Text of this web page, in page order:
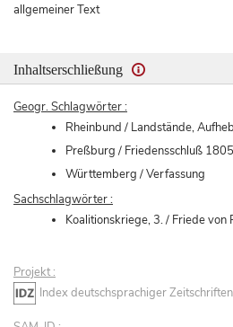
allgemeiner Text
Inhaltserschließung
Geogr. Schlagwörter :
Rheinbund / Landstände,
Preßburg / Friedensschluß 1805
Württemberg / Verfassung
Sachschlagwörter :
Koalitionskriege, 3. / Friede von
Projekt :
Index deutschsprachiger